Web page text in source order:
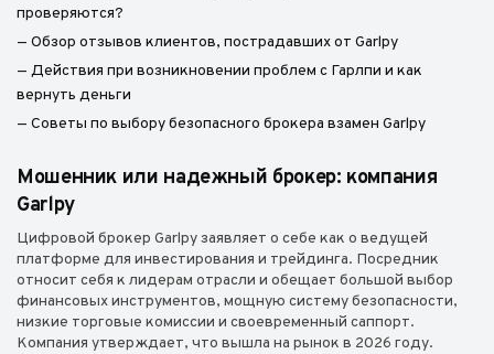
проверяются?
— Обзор отзывов клиентов, пострадавших от Garlpy
— Действия при возникновении проблем с Гарлпи и как
вернуть деньги
— Советы по выбору безопасного брокера взамен Garlpy
Мошенник или надежный брокер: компания
Garlpy
Цифровой брокер Garlpy заявляет о себе как о ведущей
платформе для инвестирования и трейдинга. Посредник
относит себя к лидерам отрасли и обещает большой выбор
финансовых инструментов, мощную систему безопасности,
низкие торговые комиссии и своевременный саппорт.
Компания утверждает, что вышла на рынок в 2026 году.